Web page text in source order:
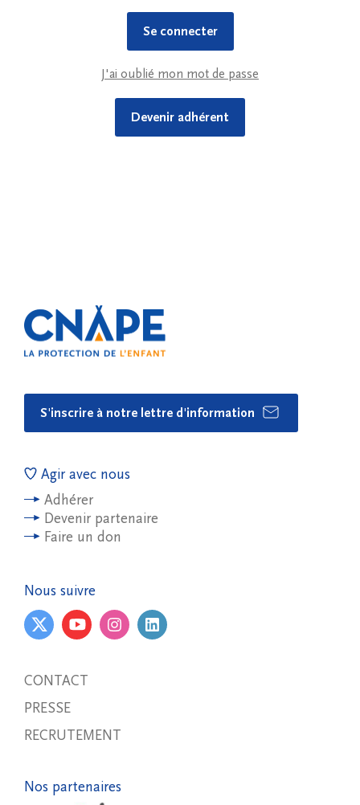
J'ai oublié mon mot de passe
Devenir adhérent
S'inscrire à notre lettre d'information
Agir avec nous
Adhérer
Devenir partenaire
Faire un don
Nous suivre
CONTACT
PRESSE
RECRUTEMENT
Nos partenaires